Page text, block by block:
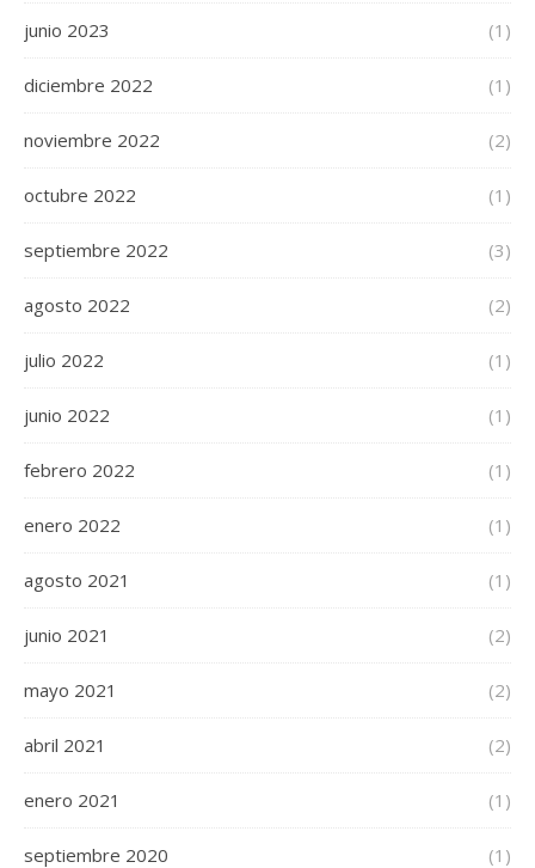
junio 2023 (1)
diciembre 2022 (1)
noviembre 2022 (2)
octubre 2022 (1)
septiembre 2022 (3)
agosto 2022 (2)
julio 2022 (1)
junio 2022 (1)
febrero 2022 (1)
enero 2022 (1)
agosto 2021 (1)
junio 2021 (2)
mayo 2021 (2)
abril 2021 (2)
enero 2021 (1)
septiembre 2020 (1)